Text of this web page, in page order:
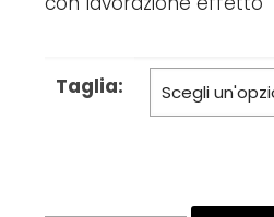
Taglia: